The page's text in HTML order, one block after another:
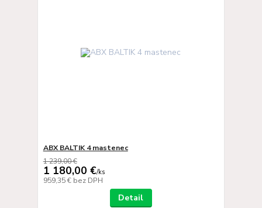
ABX BALTIK 4 mastenec
1 239,00 €
1 180,00 €/ks
959,35 € bez DPH
Detail